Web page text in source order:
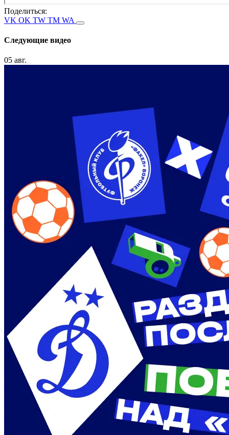
Поделиться:
VK OK TW TM WA
Следующие видео
05 авг.